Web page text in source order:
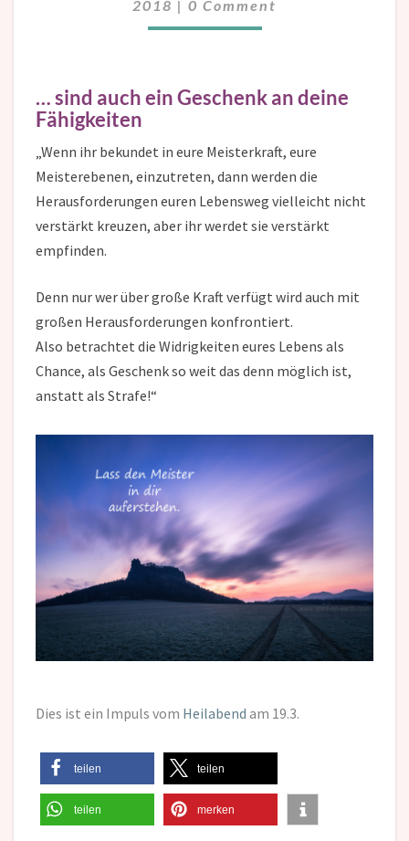
2018 | 0 Comment
… sind auch ein Geschenk an deine
Fähigkeiten
„Wenn ihr bekundet in eure Meisterkraft, eure
Meisterebenen, einzutreten, dann werden die
Herausforderungen euren Lebensweg vielleicht nicht
verstärkt kreuzen, aber ihr werdet sie verstärkt
empfinden.
Denn nur wer über große Kraft verfügt wird auch mit
großen Herausforderungen konfrontiert.
Also betrachtet die Widrigkeiten eures Lebens als
Chance, als Geschenk so weit das denn möglich ist,
anstatt als Strafe!“
Dies ist ein Impuls vom Heilabend am 19.3.
teilen teilen
teilen merken